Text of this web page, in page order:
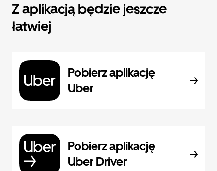
Z aplikacją będzie jeszcze
łatwiej
Pobierz aplikację
Uber
Pobierz aplikację
Uber Driver